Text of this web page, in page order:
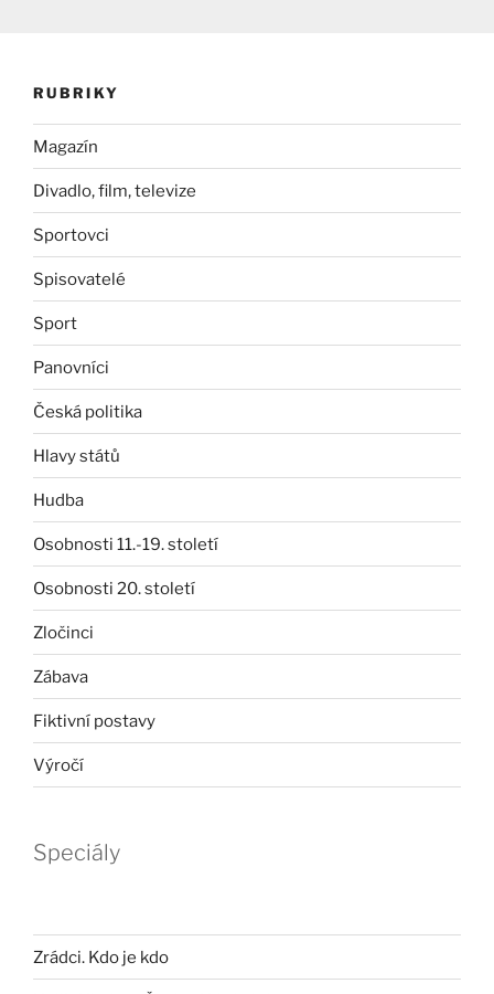
RUBRIKY
Magazín
Divadlo, film, televize
Sportovci
Spisovatelé
Sport
Panovníci
Česká politika
Hlavy států
Hudba
Osobnosti 11.-19. století
Osobnosti 20. století
Zločinci
Zábava
Fiktivní postavy
Výročí
Speciály
Zrádci. Kdo je kdo